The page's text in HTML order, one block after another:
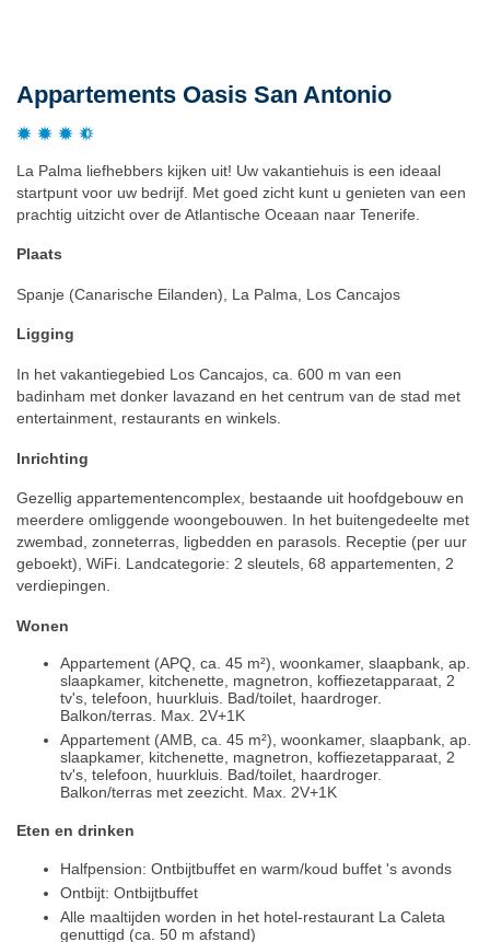
Appartements Oasis San Antonio
La Palma liefhebbers kijken uit! Uw vakantiehuis is een ideaal
startpunt voor uw bedrijf. Met goed zicht kunt u genieten van een
prachtig uitzicht over de Atlantische Oceaan naar Tenerife.
Plaats
Spanje (Canarische Eilanden), La Palma, Los Cancajos
Ligging
In het vakantiegebied Los Cancajos, ca. 600 m van een
badinham met donker lavazand en het centrum van de stad met
entertainment, restaurants en winkels.
Inrichting
Gezellig appartementencomplex, bestaande uit hoofdgebouw en
meerdere omliggende woongebouwen. In het buitengedeelte met
zwembad, zonneterras, ligbedden en parasols. Receptie (per uur
geboekt), WiFi. Landcategorie: 2 sleutels, 68 appartementen, 2
verdiepingen.
Wonen
Appartement (APQ, ca. 45 m²), woonkamer, slaapbank, ap.
slaapkamer, kitchenette, magnetron, koffiezetapparaat, 2
tv's, telefoon, huurkluis. Bad/toilet, haardroger.
Balkon/terras. Max. 2V+1K
Appartement (AMB, ca. 45 m²), woonkamer, slaapbank, ap.
slaapkamer, kitchenette, magnetron, koffiezetapparaat, 2
tv's, telefoon, huurkluis. Bad/toilet, haardroger.
Balkon/terras met zeezicht. Max. 2V+1K
Eten en drinken
Halfpension: Ontbijtbuffet en warm/koud buffet 's avonds
Ontbijt: Ontbijtbuffet
Alle maaltijden worden in het hotel-restaurant La Caleta
genuttigd (ca. 50 m afstand)